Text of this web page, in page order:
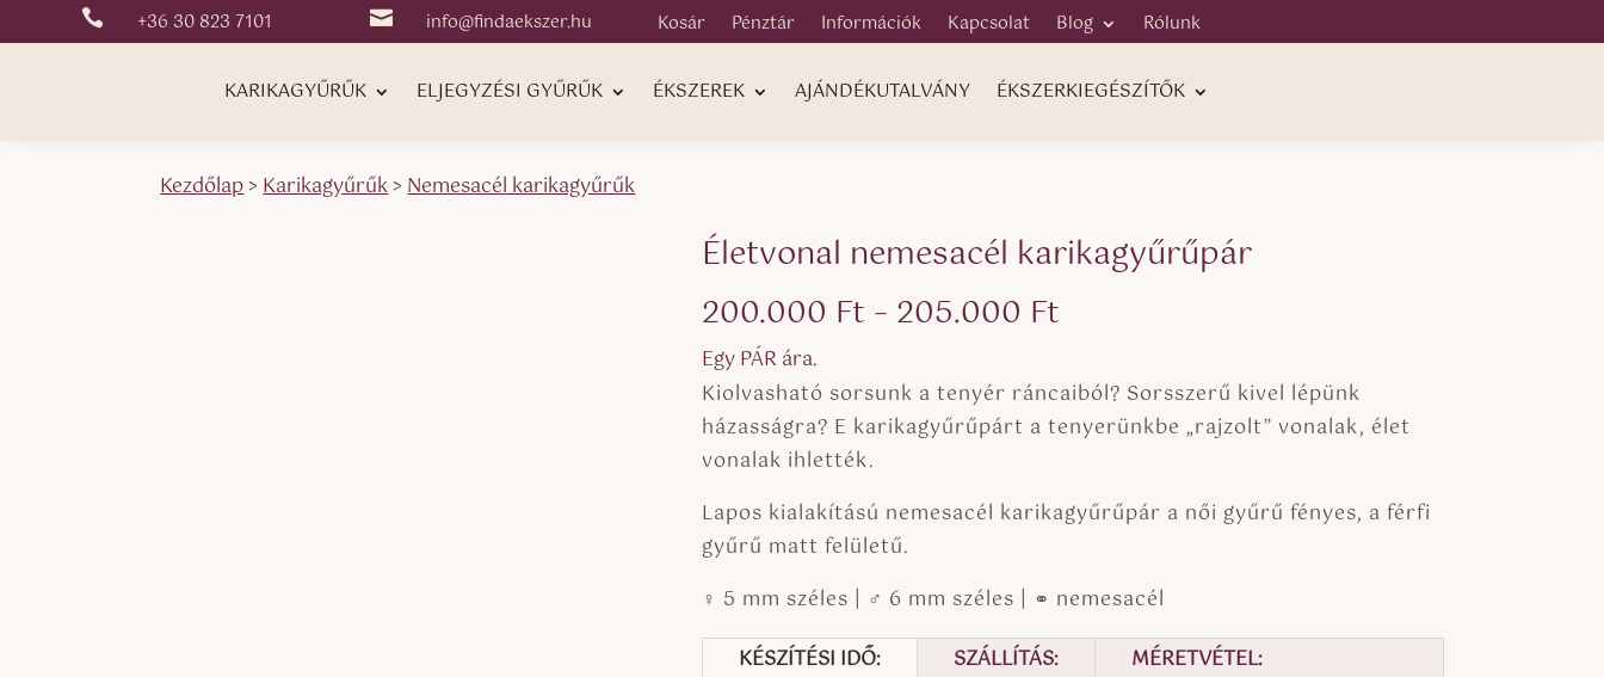
 +36 30 823 7101  info@findaekszer.hu Kosár Pénztár Információk Kapcsolat Blog Rólunk
KARIKAGYŰRŰK ELJEGYZÉSI GYŰRŰK ÉKSZEREK AJÁNDÉKUTALVÁNY ÉKSZERKIEGÉSZÍTŐK
Kezdőlap>Karikagyűrűk>Nemesacél karikagyűrűk
Életvonal nemesacél karikagyűrűpár
200.000 Ft – 205.000 Ft
-
205.000 Ft
Egy PÁR ára.
Kiolvasható sorsunk a tenyér ráncaiból? Sorsszerű kivel lépünk
házasságra? E karikagyűrűpárt a tenyerünkbe „rajzolt” vonalak, élet
vonalak ihlették.
Lapos kialakítású nemesacél karikagyűrűpár a női gyűrű fényes, a férfi
gyűrű matt felületű.
♀ 5 mm széles | ♂ 6 mm széles | ⚭ nemesacél
KÉSZÍTÉSI IDŐ:
SZÁLLÍTÁS: MÉRETVÉTEL: